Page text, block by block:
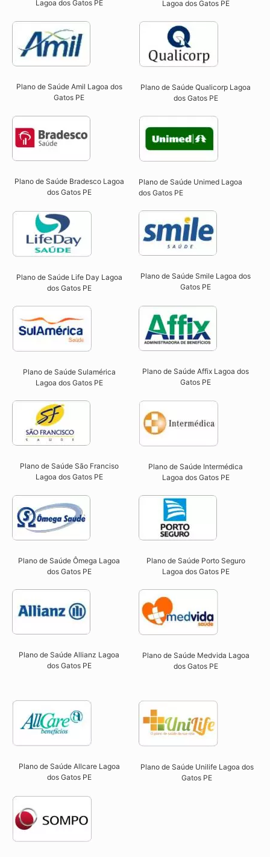
Lagoa dos Gatos PE​ Lagoa dos Gatos PE​
Plano de Saúde Amil Lagoa dos
Gatos PE
Plano de Saúde Qualicorp Lagoa
dos Gatos PE​
Plano de Saúde Bradesco Lagoa
dos Gatos PE
Plano de Saúde Unimed Lagoa
dos Gatos PE
Plano de Saúde Life Day Lagoa
dos Gatos PE
Plano de Saúde Smile Lagoa dos
Gatos PE​
Plano de Saúde Sulamérica
Lagoa dos Gatos PE
Plano de Saúde Affix Lagoa dos
Gatos PE​
Plano de Saúde São Franciso
Lagoa dos Gatos PE​
Plano de Saúde Intermédica
Lagoa dos Gatos PE​
Plano de Saúde Ômega Lagoa
dos Gatos PE​
Plano de Saúde Porto Seguro
Lagoa dos Gatos PE​
Plano de Saúde Allianz Lagoa
dos Gatos PE​
Plano de Saúde Medvida Lagoa
dos Gatos PE
Plano de Saúde Allcare Lagoa
dos Gatos PE​
Plano de Saúde Unilife Lagoa dos
Gatos PE​